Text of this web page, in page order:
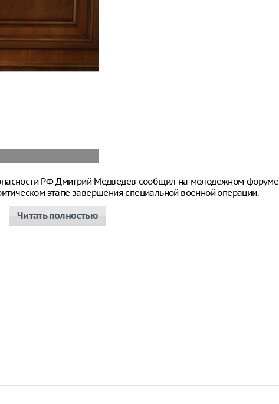
РФ Дмитрий Медведев сообщил на молодежном форуме
этапе завершения специальной военной операции.
Читать полностью